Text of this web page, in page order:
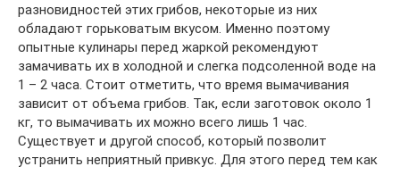
разновидностей этих грибов, некоторые из них
обладают горьковатым вкусом. Именно поэтому
опытные кулинары перед жаркой рекомендуют
замачивать их в холодной и слегка подсоленной воде на
1 – 2 часа. Стоит отметить, что время вымачивания
зависит от объема грибов. Так, если заготовок около 1
кг, то вымачивать их можно всего лишь 1 час.
Существует и другой способ, который позволит
устранить неприятный привкус. Для этого перед тем как